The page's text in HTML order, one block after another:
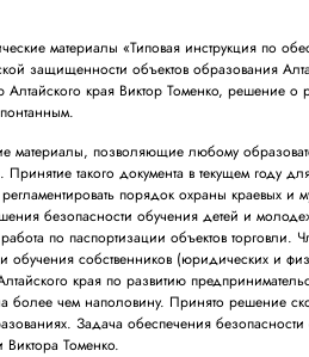
материалы «Типовая инструкция по
защищенности объектов образования
Алтайского края Виктор Томенко, решение о
материалы, позволяющие любому
Принятие такого документа в текущем году
порядок охраны краевых
безопасности обучения детей и
по паспортизации объектов торговли.
и обучения собственников (юридических и
края по развитию
более чем наполовину. Принято решение
Задача обеспечения безопасности
Виктора Томенко.